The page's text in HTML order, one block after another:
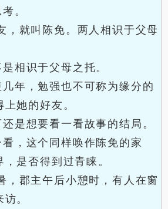
。
，就叫陈免。两人相识于父母
相识于父母之托。
年，勉强也不可称为缘分的
她的好友。
是想要看一看故事的结局。
，这个同样唤作陈免的家
是否得到过青睐。
，郡主午后小憩时，有人在窗
。